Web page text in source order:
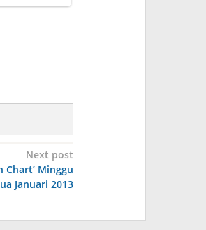
Next post
Chart’ Minggu
Januari 2013